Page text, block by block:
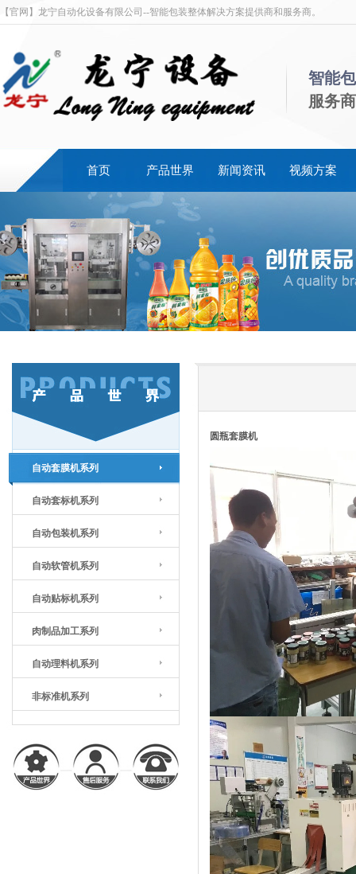
【官网】龙宁自动化设备有限公司--智能包装整体解决方案提供商和服务商。
智能
服务
首页 产品世界 新闻资讯 视频方案
自动套膜机系列
自动套标机系列
自动包装机系列
自动软管机系列
自动贴标机系列
肉制品加工系列
自动理料机系列
非标准机系列
圆瓶套膜机